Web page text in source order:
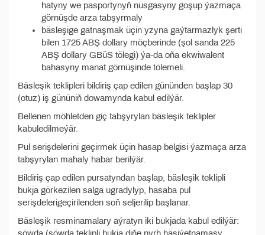
hatyny we pasportynyň nusgasyny goşup ýazmaça
görnüşde arza tabşyrmaly
bäsleşige gatnaşmak üçin yzyna gaýtarmazlyk şerti
bilen 1725 ABŞ dollary möçberinde (şol sanda 225
ABŞ dollary GBüS tölegi) ýa-da oňa ekwiwalent
bahasyny manat görnüşinde tölemeli.
Bäsleşik teklipleri bildiriş çap edilen gününden başlap 30
(otuz) iş gününiň dowamynda kabul edilýär.
Bellenen möhletden giç tabşyrylan bäsleşik teklipler
kabuledilmeýär.
Pul serişdelerini geçirmek üçin hasap belgisi ýazmaça arza
tabşyrylan mahaly habar berilýär.
Bildiriş çap edilen pursatyndan başlap, bäsleşik teklipli
bukja görkezilen salga ugradylyp, hasaba pul
serişdelerigeçirilenden soň seljerilip başlanar.
Bäsleşik resminamalary aýratyn iki bukjada kabul edilýär: